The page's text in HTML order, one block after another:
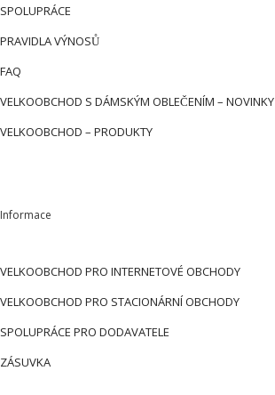
SPOLUPRÁCE
PRAVIDLA VÝNOSŮ
FAQ
VELKOOBCHOD S DÁMSKÝM OBLEČENÍM – NOVINKY
VELKOOBCHOD – PRODUKTY
Informace
VELKOOBCHOD PRO INTERNETOVÉ OBCHODY
VELKOOBCHOD PRO STACIONÁRNÍ OBCHODY
SPOLUPRÁCE PRO DODAVATELE
ZÁSUVKA